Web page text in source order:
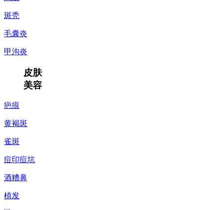
斑秃
毛囊炎
甲沟炎
皮肤
美容
疤痕
黄褐斑
雀斑
痘印痘坑
酒糟鼻
植发